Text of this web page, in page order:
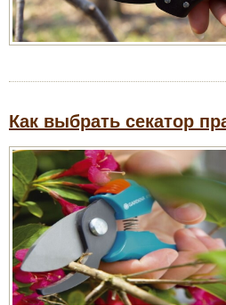
Как выбрать секатор